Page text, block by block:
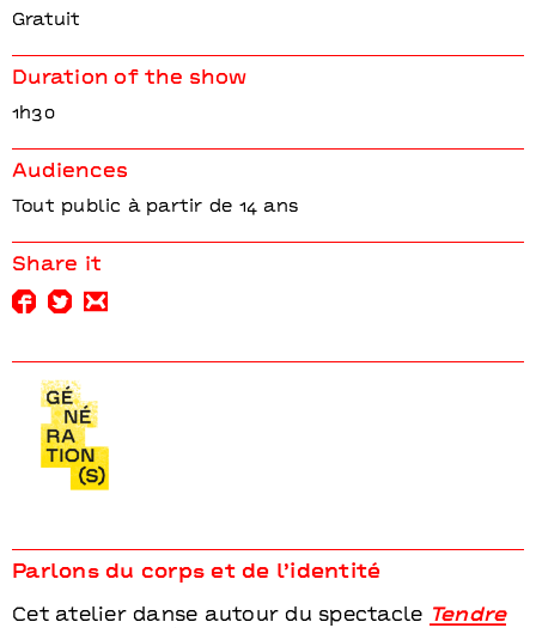
Parlons du corps et de l’identité
Cet atelier danse autour du spectacle Tendre
Gratuit
Duration of the show
1h30
Audiences
Tout public à partir de 14 ans
Share it